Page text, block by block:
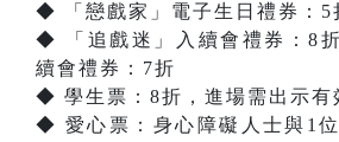
◆ 「戀戲家」電子生日禮券：5
◆ 「追戲迷」入續會禮券：8
續會禮券：7折
◆ 學生票：8折，進場需出示有
◆ 愛心票：身心障礙人士與1